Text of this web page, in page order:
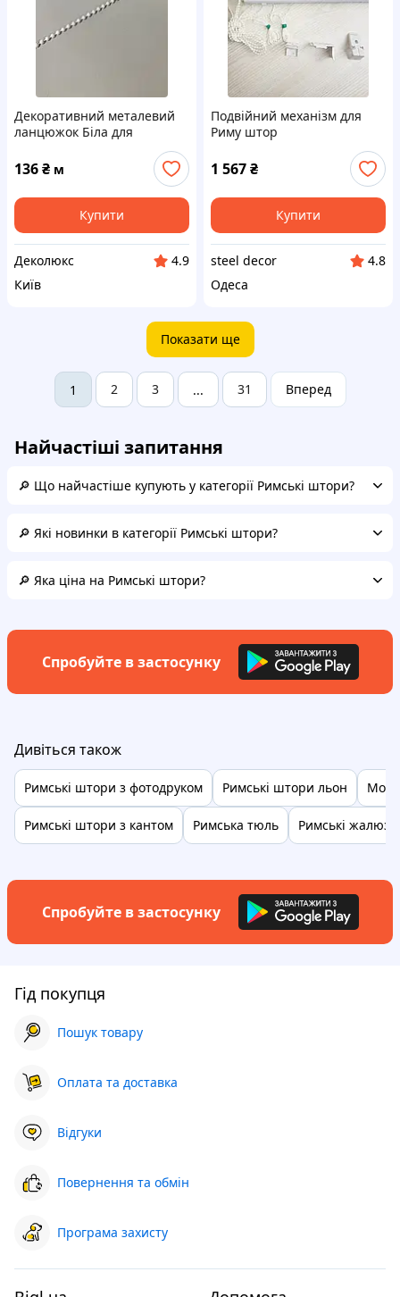
Декоративний металевий
ланцюжок Біла для
136₴ м
Купити
Деколюкс
4.9
Київ
Подвійний механізм для
Риму штор
1 567₴
Купити
steel decor
4.8
Одеса
Показати ще
1 2 3 ... 31 Вперед
Найчастіші запитання
🔎 Що найчастіше купують у категорії Римські штори?
🔎 Які новинки в категорії Римські штори?
🔎 Яка ціна на Римські штори?
Спробуйте в застосунку
Дивіться також
Римські штори з фотодруком Римські штори льон
Римські штори з кантом Римська тюль Римські
Спробуйте в застосунку
Гід покупця
Пошук товару
Оплата та доставка
Відгуки
Повернення та обмін
Програма захисту